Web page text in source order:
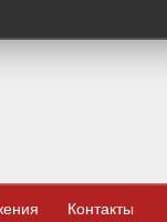
Контакты